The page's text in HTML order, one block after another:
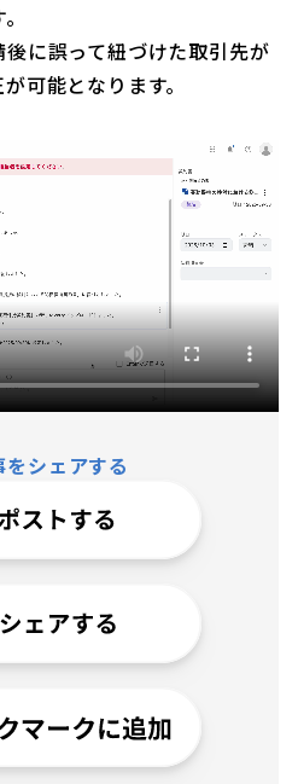
に誤って紐づけた取引先が
可能となります。
をシェアする